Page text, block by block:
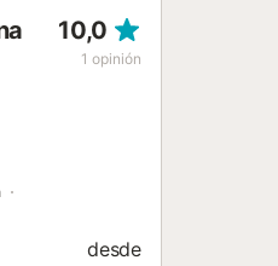
10,0
1 opinión
desde